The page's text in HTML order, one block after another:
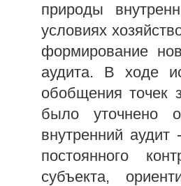
природы
условиях
формирование
аудита. В ходе
обобщения точек
было уточнено
внутренний аудит
постоянного
субъекта,